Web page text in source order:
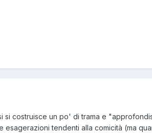
costruisce un po' di trama e
tendenti alla comicità (ma